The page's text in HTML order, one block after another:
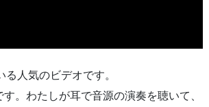
人気のビデオです。
。わたしが耳で音源の演奏を聴いて、